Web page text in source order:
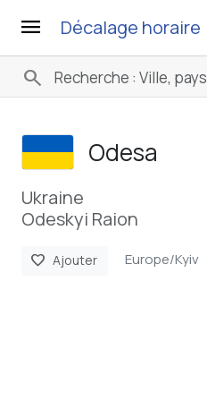
menu Décalage horaire
search
Odesa
Ukraine
Odeskyi Raion
favorite Ajouter Europe/Kyiv